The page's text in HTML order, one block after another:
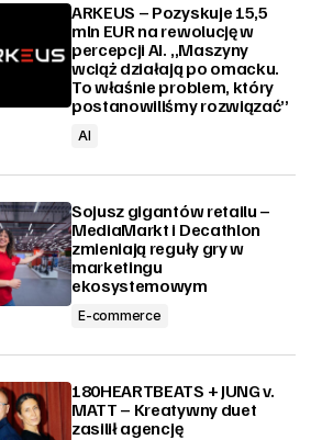
ARKEUS – Pozyskuje 15,5
mln EUR na rewolucję w
percepcji AI. „Maszyny
wciąż działają po omacku.
To właśnie problem, który
postanowiliśmy rozwiązać”
AI
Sojusz gigantów retailu –
MediaMarkt i Decathlon
zmieniają reguły gry w
marketingu
ekosystemowym
E-commerce
180HEARTBEATS + JUNG v.
MATT – Kreatywny duet
zasilił agencję